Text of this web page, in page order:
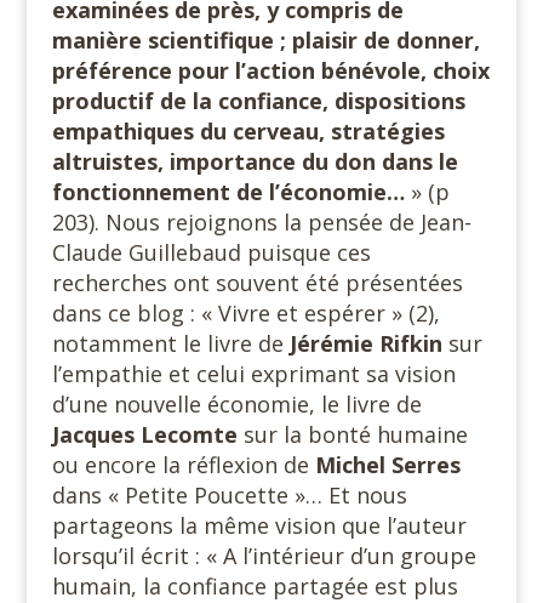
examinées de près, y compris de
manière scientifique ; plaisir de donner,
préférence pour l’action bénévole, choix
productif de la confiance, dispositions
empathiques du cerveau, stratégies
altruistes, importance du don dans le
fonctionnement de l’économie…» (p
203). Nous rejoignons la pensée de Jean-
Claude Guillebaud puisque ces
recherches ont souvent été présentées
dans ce blog : « Vivre et espérer » (2),
notamment le livre de Jérémie Rifkin sur
l’empathie et celui exprimant sa vision
d’une nouvelle économie, le livre de
Jacques Lecomte sur la bonté humaine
ou encore la réflexion de Michel Serres
dans « Petite Poucette »… Et nous
partageons la même vision que l’auteur
lorsqu’il écrit : « A l’intérieur d’un groupe
humain, la confiance partagée est plus